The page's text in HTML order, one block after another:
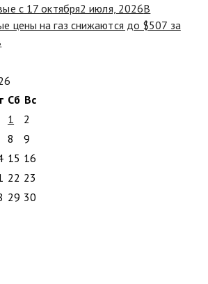
с 17 октября2 июля, 2026В
цены на газ снижаются до $507 за
Сб Вс
1
2
8
9
15 16
22 23
29 30